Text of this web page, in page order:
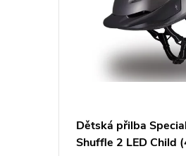
Dětská přilba
Shuffle 2 LED Child